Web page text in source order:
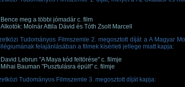
Bence meg a többi jómadár c. film
Alkotók: Molnár Attila Dávid és Tóth Zsolt Marcell
Tudományos Filmszemle 2. megosztott díját a A Magyar
felajánlásában a filmek kísérleti jellege miatt kapja:
David Lebrun "A Maya kód feltörése" c. filmje
Mihai Bauman "Pusztulásra épült" c. filmje
Tudományos Filmszemle 3. megosztott díját kapja: